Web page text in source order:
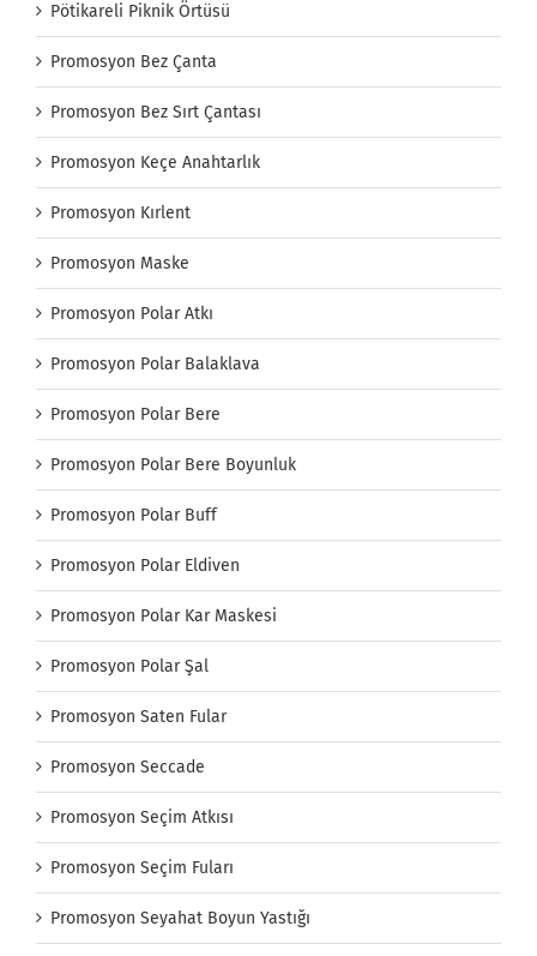
Pötikareli Piknik Örtüsü
Promosyon Bez Çanta
Promosyon Bez Sırt Çantası
Promosyon Keçe Anahtarlık
Promosyon Kırlent
Promosyon Maske
Promosyon Polar Atkı
Promosyon Polar Balaklava
Promosyon Polar Bere
Promosyon Polar Bere Boyunluk
Promosyon Polar Buff
Promosyon Polar Eldiven
Promosyon Polar Kar Maskesi
Promosyon Polar Şal
Promosyon Saten Fular
Promosyon Seccade
Promosyon Seçim Atkısı
Promosyon Seçim Fuları
Promosyon Seyahat Boyun Yastığı